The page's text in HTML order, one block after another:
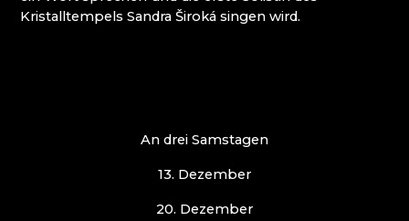
Skalice (Langenau)
Harrachov (Harrachsdorf)
Špindlerův Mlýn
KAMENICE
FLORIÁNOVA HUŤ
GLASMUSEUM KAMENICKÝ ŠENOV
Kristalltempels Sandra Široká singen wird.
An drei Samstagen
13. Dezember
20. Dezember